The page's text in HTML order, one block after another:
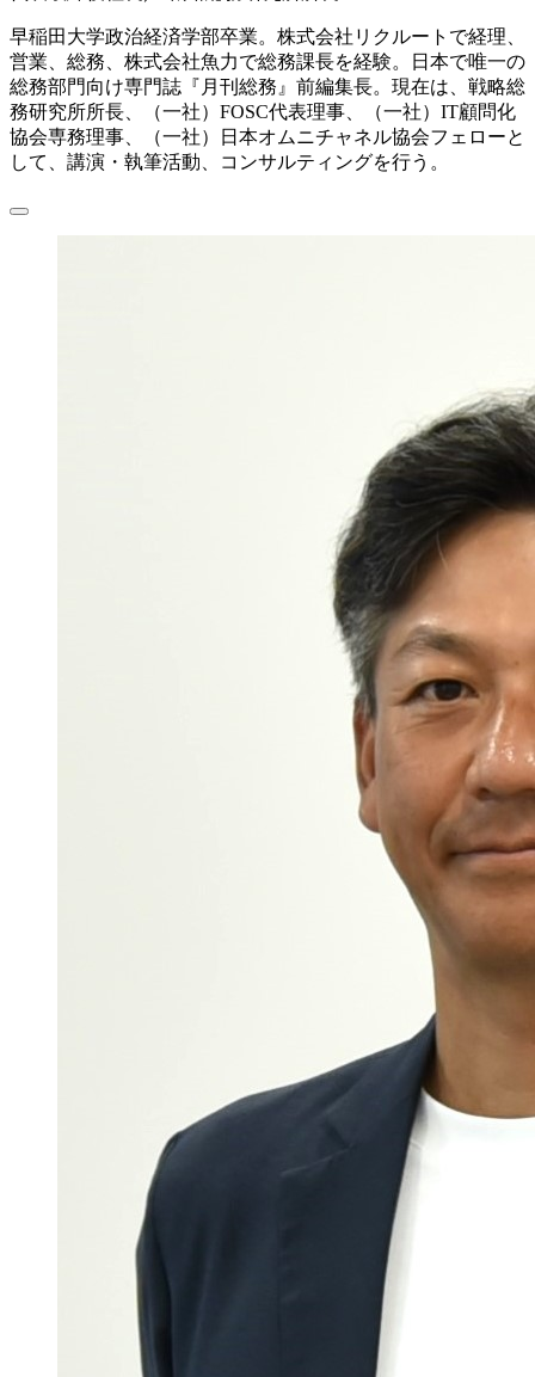
早稲田大学政治経済学部卒業。株式会社リクルートで経理、
営業、総務、株式会社魚力で総務課長を経験。日本で唯一の
総務部門向け専門誌『月刊総務』前編集長。現在は、戦略総
務研究所所長、（一社）FOSC代表理事、（一社）IT顧問化
協会専務理事、（一社）日本オムニチャネル協会フェローと
して、講演・執筆活動、コンサルティングを行う。